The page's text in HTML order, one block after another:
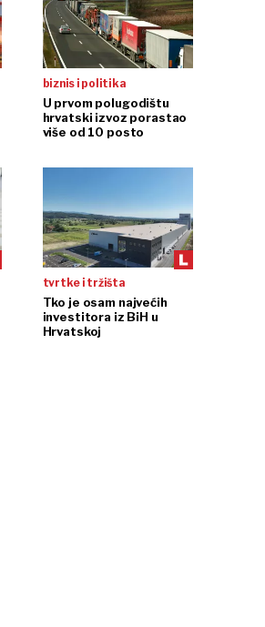
biznis i politika
U prvom polugodištu
hrvatski izvoz porastao
više od 10 posto
tvrtke i tržišta
Tko je osam najvećih
investitora iz BiH u
Hrvatskoj